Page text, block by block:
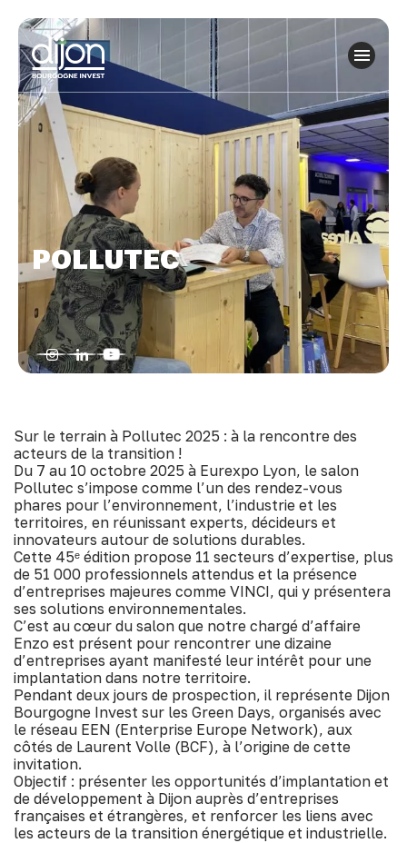
POLLUTEC
Sur le terrain à Pollutec 2025 : à la rencontre des
acteurs de la transition !
Du 7 au 10 octobre 2025 à Eurexpo Lyon, le salon
Pollutec s’impose comme l’un des rendez-vous
phares pour l’environnement, l’industrie et les
territoires, en réunissant experts, décideurs et
innovateurs autour de solutions durables.
Cette 45ᵉ édition propose 11 secteurs d’expertise, plus
de 51 000 professionnels attendus et la présence
d’entreprises majeures comme VINCI, qui y présentera
ses solutions environnementales.
C’est au cœur du salon que notre chargé d’affaire
Enzo est présent pour rencontrer une dizaine
d’entreprises ayant manifesté leur intérêt pour une
implantation dans notre territoire.
Pendant deux jours de prospection, il représente Dijon
Bourgogne Invest sur les Green Days, organisés avec
le réseau EEN (Enterprise Europe Network), aux
côtés de Laurent Volle (BCF), à l’origine de cette
invitation.
Objectif : présenter les opportunités d’implantation et
de développement à Dijon auprès d’entreprises
françaises et étrangères, et renforcer les liens avec
les acteurs de la transition énergétique et industrielle.